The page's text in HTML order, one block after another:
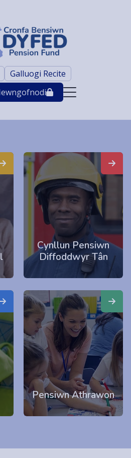
Galluogi Recite
Cynllun Pensiwn
Diffoddwyr Tân
Pensiwn Athrawon